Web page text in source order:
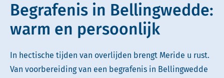
Begrafenis in Bellingwedde:
warm en persoonlijk
In hectische tijden van overlijden brengt Meride u rust.
Van voorbereiding van een begrafenis in Bellingwedde